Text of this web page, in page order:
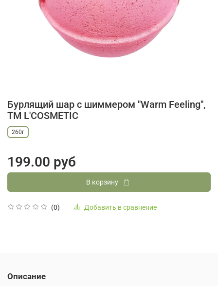
Бурлящий шар с шиммером "Warm Feeling",
ТМ L'COSMETIC
(0) Добавить в сравнение
260г
199.00 руб
В корзину
Описание